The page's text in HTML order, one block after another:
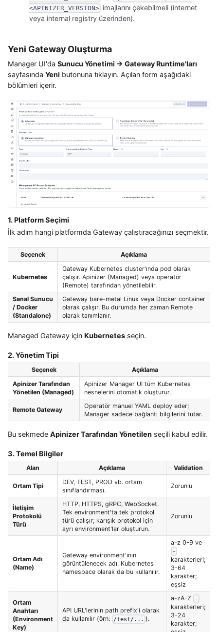
<APINIZER_VERSION> imajlarını çekebilmeli (internet
veya internal registry üzerinden).
Yeni Gateway Oluşturma
Manager UI'da Sunucu Yönetimi → Gateway Runtime'ları
sayfasında Yeni butonuna tıklayın. Açılan form aşağıdaki
bölümleri içerir.
1. Platform Seçimi
İlk adım hangi platformda Gateway çalıştıracağınızı seçmektir.
Seçenek Açıklama
Kubernetes
Gateway Kubernetes cluster'ında pod olarak
çalışır. Apinizer (Managed) veya operatör
(Remote) tarafından yönetilebilir.
Sanal Sunucu
/ Docker
(Standalone)
Gateway bare-metal Linux veya Docker container
olarak çalışır. Bu durumda her zaman Remote
olarak tanımlanır.
Managed Gateway için Kubernetes seçin.
2. Yönetim Tipi
Seçenek
Açıklama
Apinizer Tarafından
Yönetilen (Managed)
Apinizer Manager UI tüm Kubernetes
nesnelerini otomatik oluşturur.
Remote Gateway
Operatör manuel YAML deploy eder;
Manager sadece bağlantı bilgilerini tutar.
Bu sekmede Apinizer Tarafından Yönetilen seçili kabul edilir.
3. Temel Bilgiler
Alan Açıklama Validation
Ortam Tipi
DEV, TEST, PROD vb. ortam
sınıflandırması.
Zorunlu
İletişim
Protokolü
Türü
HTTP, HTTPS, gRPC, WebSocket.
Tek environment'ta tek protokol
türü çalışır; karışık protokol için
ayrı environment'lar oluşturun.
Zorunlu
Ortam Adı
(Name)
Gateway environment'ının
görüntülenecek adı. Kubernetes
namespace olarak da bu kullanılır.
a-z 0-9 ve
-
karakterleri;
3-64
karakter;
eşsiz
Ortam
Anahtarı
(Environment
Key)
API URL'lerinin path prefix'i olarak
da kullanılır (örn: /test/... ).
a-zA-Z -
karakterleri;
3-24
karakter;